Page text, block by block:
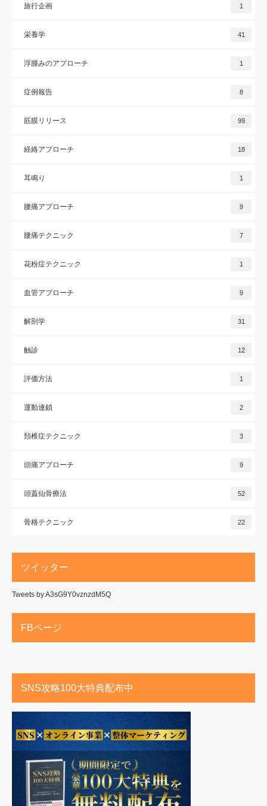
旅行企画 1
栄養学 41
浮腫みのアプローチ 1
症例報告 8
筋膜リリース 99
経絡アプローチ 18
耳鳴り 1
腰痛アプローチ 9
腰痛テクニック 7
花粉症テクニック 1
血管アプローチ 9
解剖学 31
触診 12
評価方法 1
運動連鎖 2
頚椎症テクニック 3
頭痛アプローチ 9
頭蓋仙骨療法 52
骨格テクニック 22
ツイッター
Tweets by A3sG9Y0vznzdM5Q
FBページ
SNS攻略100大特典配布中